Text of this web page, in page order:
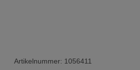
Artikelnummer: 1056411